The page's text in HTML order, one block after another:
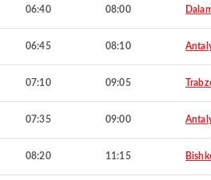
06:40 08:00
06:45 08:10
07:10 09:05
07:35 09:00
08:20 11:15